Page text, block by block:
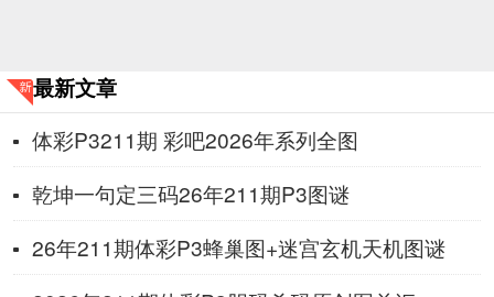
最新文章
体彩P3211期 彩吧2026年系列全图
乾坤一句定三码26年211期P3图谜
26年211期体彩P3蜂巢图+迷宫玄机天机图谜